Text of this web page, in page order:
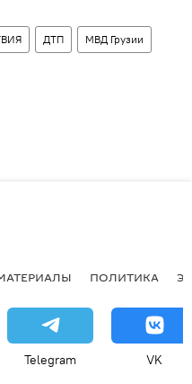
ДТП МВД Грузии
ПОЛИТИКА
Telegram VK